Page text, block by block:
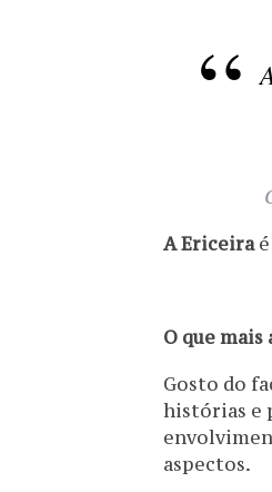
A Ericeiraé
O que
Gosto do
histórias e
aspectos.